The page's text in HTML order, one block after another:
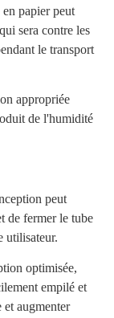
papier peut
sera contre les
le transport
appropriée
de l'humidité
peut
de fermer le tube
utilisateur.
optimisée,
empilé et
et augmenter